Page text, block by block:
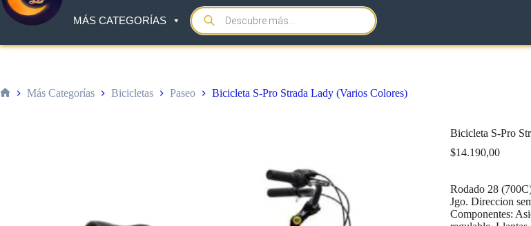
MÁS CATEGORÍAS
Products
search
Más Categorías Bicicletas Paseo Bicicleta S-Pro Strada Lady (Varios Colores)
Bicicleta S-Pro
$14.190,00
Rodado 28
Jgo. Direccion
Componentes: